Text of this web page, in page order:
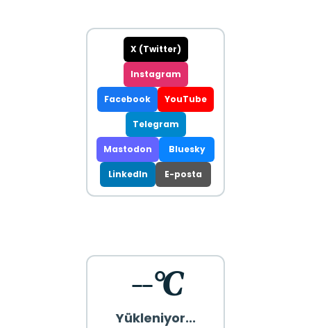
X (Twitter)
Instagram
Facebook YouTube
Telegram
Mastodon Bluesky
LinkedIn E-posta
--°C
Yükleniyor...